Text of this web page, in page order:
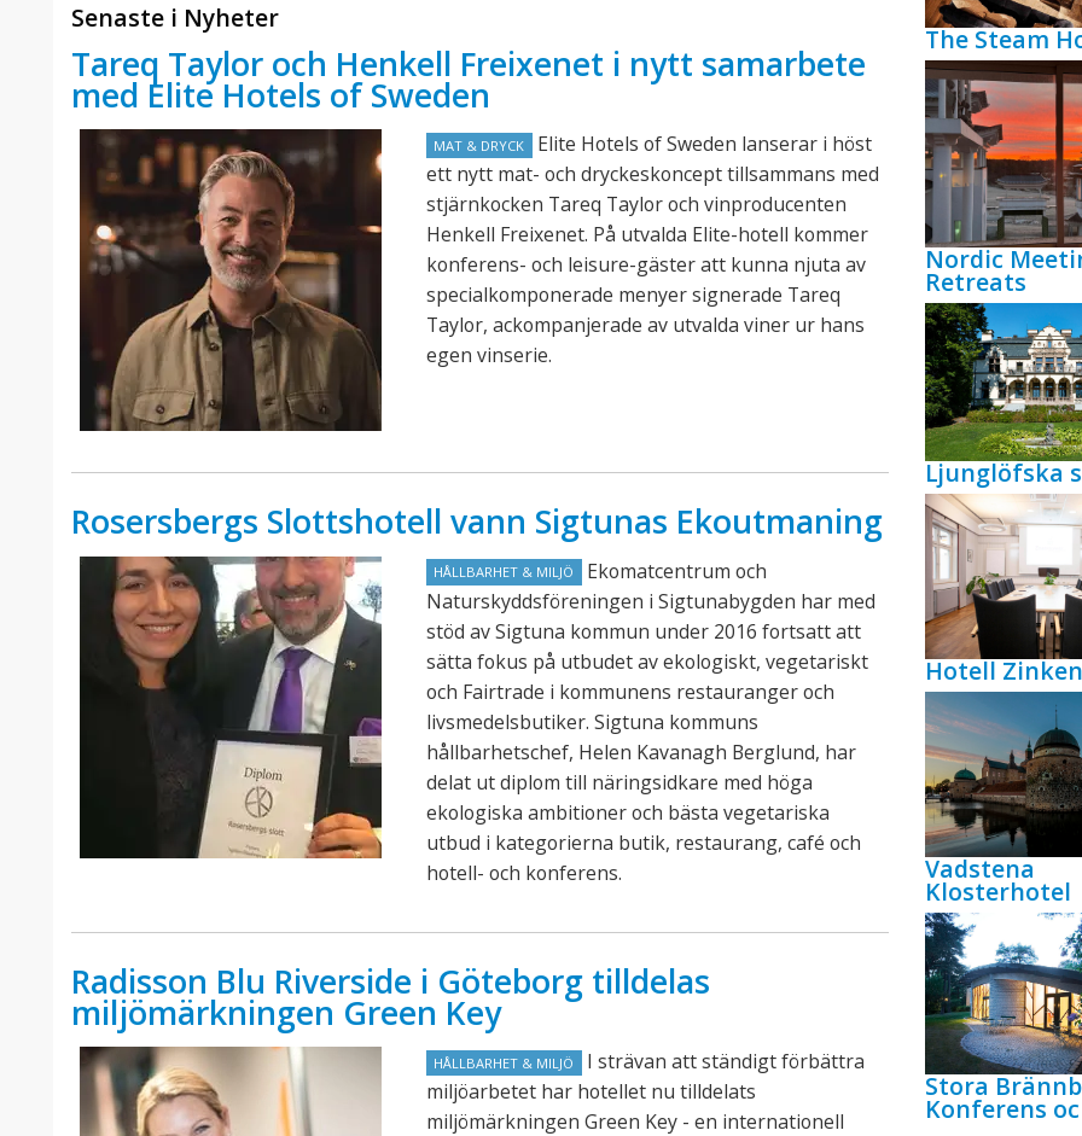
Senaste i Nyheter
Tareq Taylor och Henkell Freixenet i nytt samarbete
med Elite Hotels of Sweden
MAT & DRYCK
Elite Hotels of Sweden lanserar i höst
ett nytt mat- och dryckeskoncept tillsammans med
stjärnkocken Tareq Taylor och vinproducenten
Henkell Freixenet. På utvalda Elite-hotell kommer
konferens- och leisure-gäster att kunna njuta av
specialkomponerade menyer signerade Tareq
Taylor, ackompanjerade av utvalda viner ur hans
egen vinserie.
Rosersbergs Slottshotell vann Sigtunas Ekoutmaning
HÅLLBARHET & MILJÖ
Ekomatcentrum och
Naturskyddsföreningen i Sigtunabygden har med
stöd av Sigtuna kommun under 2016 fortsatt att
sätta fokus på utbudet av ekologiskt, vegetariskt
och Fairtrade i kommunens restauranger och
livsmedelsbutiker. Sigtuna kommuns
hållbarhetschef, Helen Kavanagh Berglund, har
delat ut diplom till näringsidkare med höga
ekologiska ambitioner och bästa vegetariska
utbud i kategorierna butik, restaurang, café och
hotell- och konferens.
Radisson Blu Riverside i Göteborg tilldelas
miljömärkningen Green Key
HÅLLBARHET & MILJÖ
I strävan att ständigt förbättra
miljöarbetet har hotellet nu tilldelats
miljömärkningen Green Key - en internationell
The Steam
Nordic
Retreats
Ljunglöfska
Hotell
Vadstena
Klosterhotel
Stora
Konferens